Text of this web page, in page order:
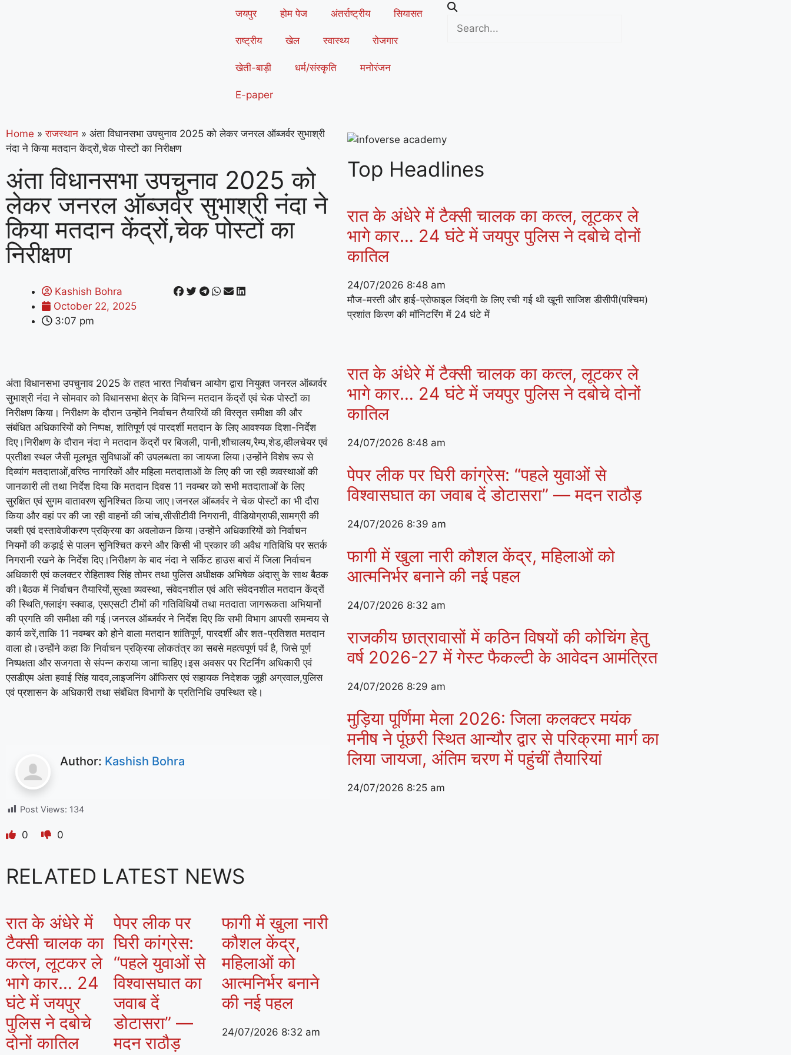
जयपुर होम पेज अंतर्राष्ट्रीय सियासत
राष्ट्रीय खेल स्वास्थ्य रोजगार
खेती-बाड़ी धर्म/संस्कृति मनोरंजन
E-paper
Home » राजस्थान » अंता विधानसभा उपचुनाव 2025 को लेकर जनरल ऑब्जर्वर सुभाश्री
नंदा ने किया मतदान केंद्रों,चेक पोस्टों का निरीक्षण
अंता विधानसभा उपचुनाव 2025 को
लेकर जनरल ऑब्जर्वर सुभाश्री नंदा ने
किया मतदान केंद्रों,चेक पोस्टों का
निरीक्षण
Kashish Bohra
October 22, 2025
3:07 pm
अंता विधानसभा उपचुनाव 2025 के तहत भारत निर्वाचन आयोग द्वारा नियुक्त जनरल ऑब्जर्वर
सुभाश्री नंदा ने सोमवार को विधानसभा क्षेत्र के विभिन्न मतदान केंद्रों एवं चेक पोस्टों का
निरीक्षण किया। निरीक्षण के दौरान उन्होंने निर्वाचन तैयारियों की विस्तृत समीक्षा की और
संबंधित अधिकारियों को निष्पक्ष, शांतिपूर्ण एवं पारदर्शी मतदान के लिए आवश्यक दिशा-निर्देश
दिए।निरीक्षण के दौरान नंदा ने मतदान केंद्रों पर बिजली, पानी,शौचालय,रैम्प,शेड,व्हीलचेयर एवं
प्रतीक्षा स्थल जैसी मूलभूत सुविधाओं की उपलब्धता का जायजा लिया।उन्होंने विशेष रूप से
दिव्यांग मतदाताओं,वरिष्ठ नागरिकों और महिला मतदाताओं के लिए की जा रही व्यवस्थाओं की
जानकारी ली तथा निर्देश दिया कि मतदान दिवस 11 नवम्बर को सभी मतदाताओं के लिए
सुरक्षित एवं सुगम वातावरण सुनिश्चित किया जाए।जनरल ऑब्जर्वर ने चेक पोस्टों का भी दौरा
किया और वहां पर की जा रही वाहनों की जांच,सीसीटीवी निगरानी, वीडियोग्राफी,सामग्री की
जब्ती एवं दस्तावेजीकरण प्रक्रिया का अवलोकन किया।उन्होंने अधिकारियों को निर्वाचन
नियमों की कड़ाई से पालन सुनिश्चित करने और किसी भी प्रकार की अवैध गतिविधि पर सतर्क
निगरानी रखने के निर्देश दिए।निरीक्षण के बाद नंदा ने सर्किट हाउस बारां में जिला निर्वाचन
अधिकारी एवं कलक्टर रोहिताश्व सिंह तोमर तथा पुलिस अधीक्षक अभिषेक अंदासु के साथ बैठक
की।बैठक में निर्वाचन तैयारियों,सुरक्षा व्यवस्था, संवेदनशील एवं अति संवेदनशील मतदान केंद्रों
की स्थिति,फ्लाइंग स्क्वाड, एसएसटी टीमों की गतिविधियों तथा मतदाता जागरूकता अभियानों
की प्रगति की समीक्षा की गई।जनरल ऑब्जर्वर ने निर्देश दिए कि सभी विभाग आपसी समन्वय से
कार्य करें,ताकि 11 नवम्बर को होने वाला मतदान शांतिपूर्ण, पारदर्शी और शत-प्रतिशत मतदान
वाला हो।उन्होंने कहा कि निर्वाचन प्रक्रिया लोकतंत्र का सबसे महत्वपूर्ण पर्व है, जिसे पूर्ण
निष्पक्षता और सजगता से संपन्न कराया जाना चाहिए।इस अवसर पर रिटर्निंग अधिकारी एवं
एसडीएम अंता हवाई सिंह यादव,लाइजनिंग ऑफिसर एवं सहायक निदेशक जूही अग्रवाल,पुलिस
एवं प्रशासन के अधिकारी तथा संबंधित विभागों के प्रतिनिधि उपस्थित रहे।
Author: Kashish Bohra
Post Views: 134
0 0
RELATED LATEST NEWS
रात के अंधेरे में
टैक्सी चालक का
कत्ल, लूटकर ले
भागे कार… 24
घंटे में जयपुर
पुलिस ने दबोचे
दोनों कातिल
पेपर लीक पर
घिरी कांग्रेस:
“पहले युवाओं से
विश्वासघात का
जवाब दें
डोटासरा” —
मदन राठौड़
फागी में खुला नारी
कौशल केंद्र,
महिलाओं को
आत्मनिर्भर बनाने
की नई पहल
24/07/2026 8:32 am
Top Headlines
रात के अंधेरे में टैक्सी चालक का कत्ल, लूटकर ले
भागे कार… 24 घंटे में जयपुर पुलिस ने दबोचे दोनों
कातिल
24/07/2026 8:48 am
मौज-मस्ती और हाई-प्रोफाइल जिंदगी के लिए रची गई थी खूनी साजिश डीसीपी(पश्चिम)
प्रशांत किरण की मॉनिटरिंग में 24 घंटे में
रात के अंधेरे में टैक्सी चालक का कत्ल, लूटकर ले
भागे कार… 24 घंटे में जयपुर पुलिस ने दबोचे दोनों
कातिल
24/07/2026 8:48 am
पेपर लीक पर घिरी कांग्रेस: “पहले युवाओं से
विश्वासघात का जवाब दें डोटासरा” — मदन राठौड़
24/07/2026 8:39 am
फागी में खुला नारी कौशल केंद्र, महिलाओं को
आत्मनिर्भर बनाने की नई पहल
24/07/2026 8:32 am
राजकीय छात्रावासों में कठिन विषयों की कोचिंग हेतु
वर्ष 2026-27 में गेस्ट फैकल्टी के आवेदन आमंत्रित
24/07/2026 8:29 am
मुड़िया पूर्णिमा मेला 2026: जिला कलक्टर मयंक
मनीष ने पूंछरी स्थित आन्यौर द्वार से परिक्रमा मार्ग का
लिया जायजा, अंतिम चरण में पहुंचीं तैयारियां
24/07/2026 8:25 am